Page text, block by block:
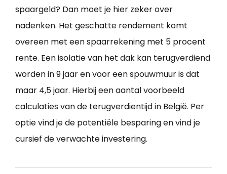
spaargeld? Dan moet je hier zeker over
nadenken. Het geschatte rendement komt
overeen met een spaarrekening met 5 procent
rente. Een isolatie van het dak kan terugverdiend
worden in 9 jaar en voor een spouwmuur is dat
maar 4,5 jaar. Hierbij een aantal voorbeeld
calculaties van de terugverdientijd in België. Per
optie vind je de potentiële besparing en vind je
cursief de verwachte investering.